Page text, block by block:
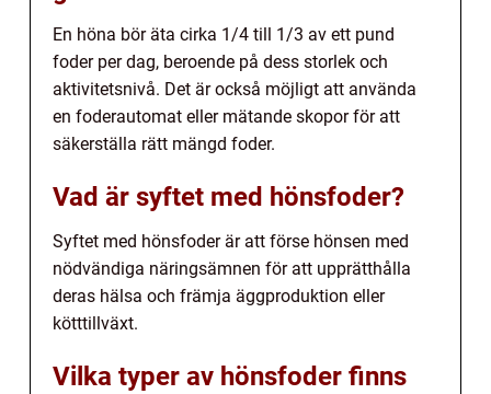
En höna bör äta cirka 1/4 till 1/3 av ett pund
foder per dag, beroende på dess storlek och
aktivitetsnivå. Det är också möjligt att använda
en foderautomat eller mätande skopor för att
säkerställa rätt mängd foder.
Vad är syftet med hönsfoder?
Syftet med hönsfoder är att förse hönsen med
nödvändiga näringsämnen för att upprätthålla
deras hälsa och främja äggproduktion eller
kötttillväxt.
Vilka typer av hönsfoder finns